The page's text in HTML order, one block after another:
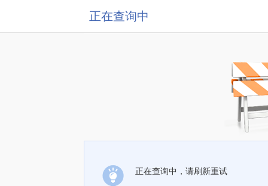
正在查询中
正在查询中，请刷新重试